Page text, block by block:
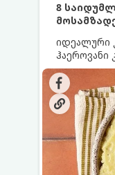
8
იდეალური
ჰაეროვანი
ნაღების-
ძალიან
პიურე